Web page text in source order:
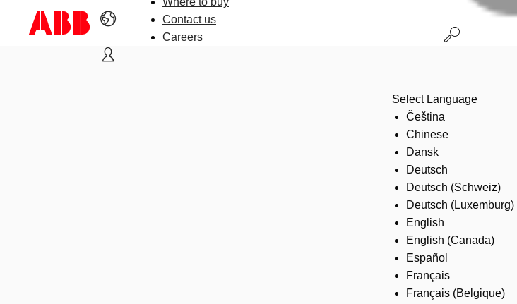
Contact us
Careers
Select Language
Čeština
Chinese
Dansk
Deutsch
Deutsch (Schweiz)
Deutsch (Luxemburg)
English
English (Canada)
Español
Français
Français (Belgique)